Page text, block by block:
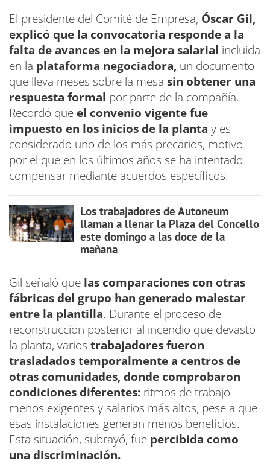
El presidente del Comité de Empresa, Óscar Gil,
explicó que la convocatoria responde a la
falta de avances en la mejora salarial incluida
en la plataforma negociadora, un documento
que lleva meses sobre la mesa sin obtener una
respuesta formal por parte de la compañía.
Recordó que el convenio vigente fue
impuesto en los inicios de la planta y es
considerado uno de los más precarios, motivo
por el que en los últimos años se ha intentado
compensar mediante acuerdos específicos.
Los trabajadores de Autoneum
llaman a llenar la Plaza del Concello
este domingo a las doce de la
mañana
Gil señaló que las comparaciones con otras
fábricas del grupo han generado malestar
entre la plantilla. Durante el proceso de
reconstrucción posterior al incendio que devastó
la planta, varios trabajadores fueron
trasladados temporalmente a centros de
otras comunidades, donde comprobaron
condiciones diferentes: ritmos de trabajo
menos exigentes y salarios más altos, pese a que
esas instalaciones generan menos beneficios.
Esta situación, subrayó, fue percibida como
una discriminación.